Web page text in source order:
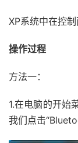
XP系统中在控
操作过程
方法一：
1.在电脑的开始
我们点击